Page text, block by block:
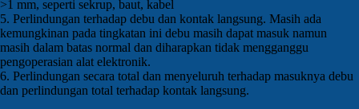
>1 mm, seperti sekrup, baut, kabel
5. Perlindungan terhadap debu dan kontak langsung. Masih ada
kemungkinan pada tingkatan ini debu masih dapat masuk namun
masih dalam batas normal dan diharapkan tidak mengganggu
pengoperasian alat elektronik.
6. Perlindungan secara total dan menyeluruh terhadap masuknya debu
dan perlindungan total terhadap kontak langsung.